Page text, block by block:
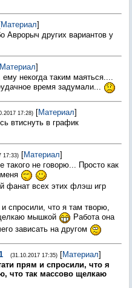
[Материал]
Аврорыч других вариантов у
Материал]
некогда таким маяться....
время задумали...
17:28) [Материал]
втиснуть в график
17:33) [Материал]
такого не говорю... Просто как
фанат всех этих флэш игр
спросили, что я там творю,
мышкой
Работа она
зависать на другом
(31.10.2017 17:35) [Материал]
прям и спросили, что я
что так массово щелкаю